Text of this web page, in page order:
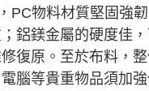
PC物料材質堅固強
鋁鎂金屬的硬度佳
復原。至於布料，
腦等貴重物品須加